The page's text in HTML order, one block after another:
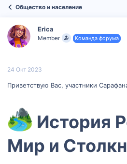
т
е
м
ы
а
ч
а
Общество и население
Erica
Member Команда форума
24 Окт 2023
Приветствую Вас, участники
История
Мир и